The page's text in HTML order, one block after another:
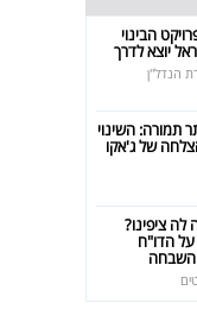
פרויקט הבינוי
יוצא לדרך
הנדל"ן
תמורה: השינוי
של ג'אקו
לה ציפינו?
הדו"ח